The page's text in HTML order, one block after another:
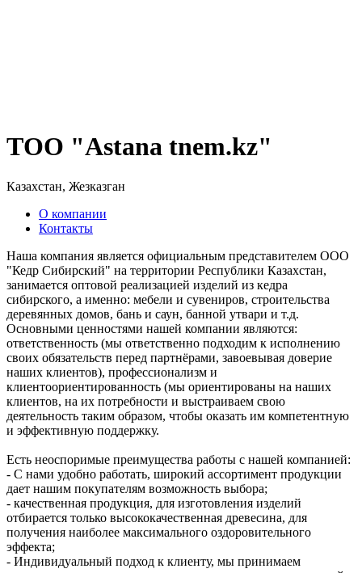
ТОО "Astana tnem.kz"
Казахстан, Жезказган
О компании
Контакты
Наша компания является официальным представителем ООО
"Кедр Сибирский" на территории Республики Казахстан,
занимается оптовой реализацией изделий из кедра
сибирского, а именно: мебели и сувениров, строительства
деревянных домов, бань и саун, банной утвари и т.д.
Основными ценностями нашей компании являются:
ответственность (мы ответственно подходим к исполнению
своих обязательств перед партнёрами, завоевывая доверие
наших клиентов), профессионализм и
клиентоориентированность (мы ориентированы на наших
клиентов, на их потребности и выстраиваем свою
деятельность таким образом, чтобы оказать им компетентную
и эффективную поддержку.
Есть неоспоримые преимущества работы с нашей компанией:
- С нами удобно работать, широкий ассортимент продукции
дает нашим покупателям возможность выбора;
- качественная продукция, для изготовления изделий
отбирается только высококачественная древесина, для
получения наиболее максимального оздоровительного
эффекта;
- Индивидуальный подход к клиенту, мы принимаем